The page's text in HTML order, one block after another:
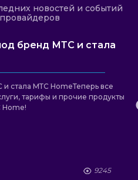
новостей и событий
бренд МТС и стала
стала МТС HomeТеперь все
тарифы и прочие продукты
9245